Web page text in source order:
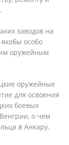
заводов на
особо
оружейным
оружейные
для освоения
боевых
о чем
в Анкару.